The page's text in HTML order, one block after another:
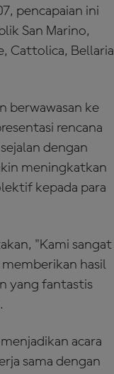
pencapaian ini
San Marino,
Cattolica, Bellaria
berwawasan ke
rencana
dengan
meningkatkan
kepada para
"Kami sangat
hasil
yang fantastis
acara
sama dengan